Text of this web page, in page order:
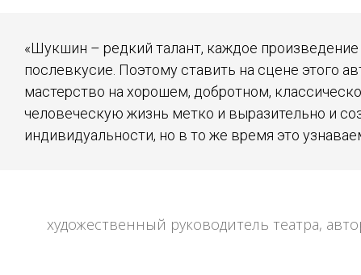
«Шукшин – редкий талант, каждое
послевкусие. Поэтому ставить на сцене этого
мастерство на хорошем, добротном,
человеческую жизнь метко и выразительно и
индивидуальности, но в то же время это
художественный руководитель театра,